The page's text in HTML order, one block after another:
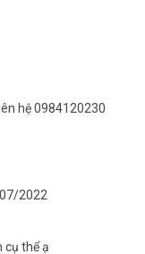
hệ 0984120230
2022
cụ thể ạ